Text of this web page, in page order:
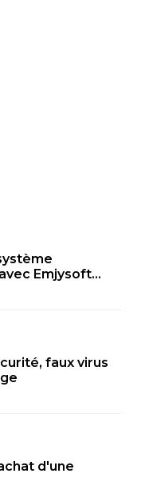
Emjysoft
faux virus
d'une